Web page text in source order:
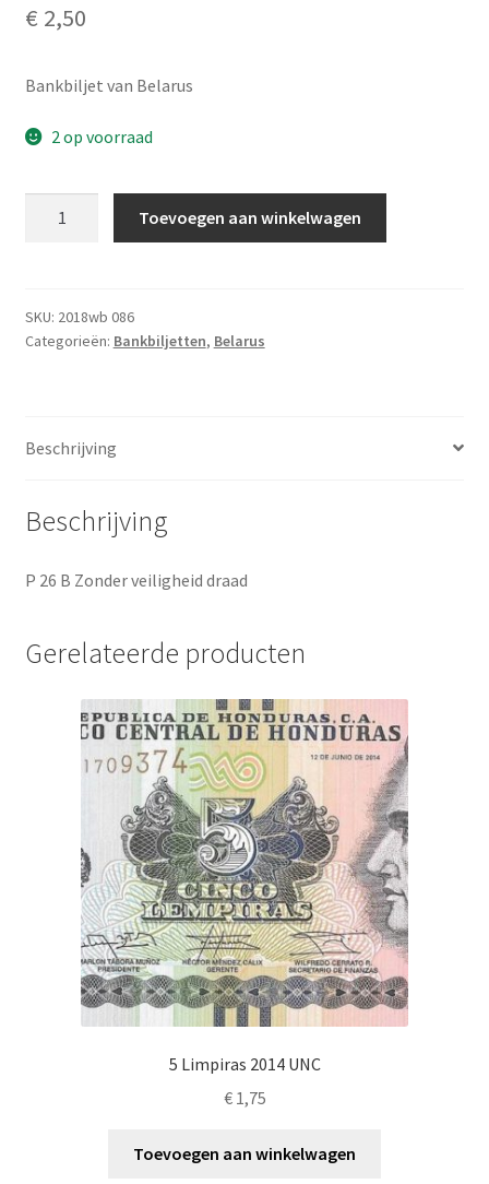
€ 2,50
Bankbiljet van Belarus
2 op voorraad
aantal
Toevoegen aan winkelwagen
SKU: 2018wb 086
Categorieën: Bankbiljetten, Belarus
Beschrijving
Beschrijving
P 26 B Zonder veiligheid draad
Gerelateerde producten
5 Limpiras 2014 UNC
€1,75
Toevoegen aan winkelwagen